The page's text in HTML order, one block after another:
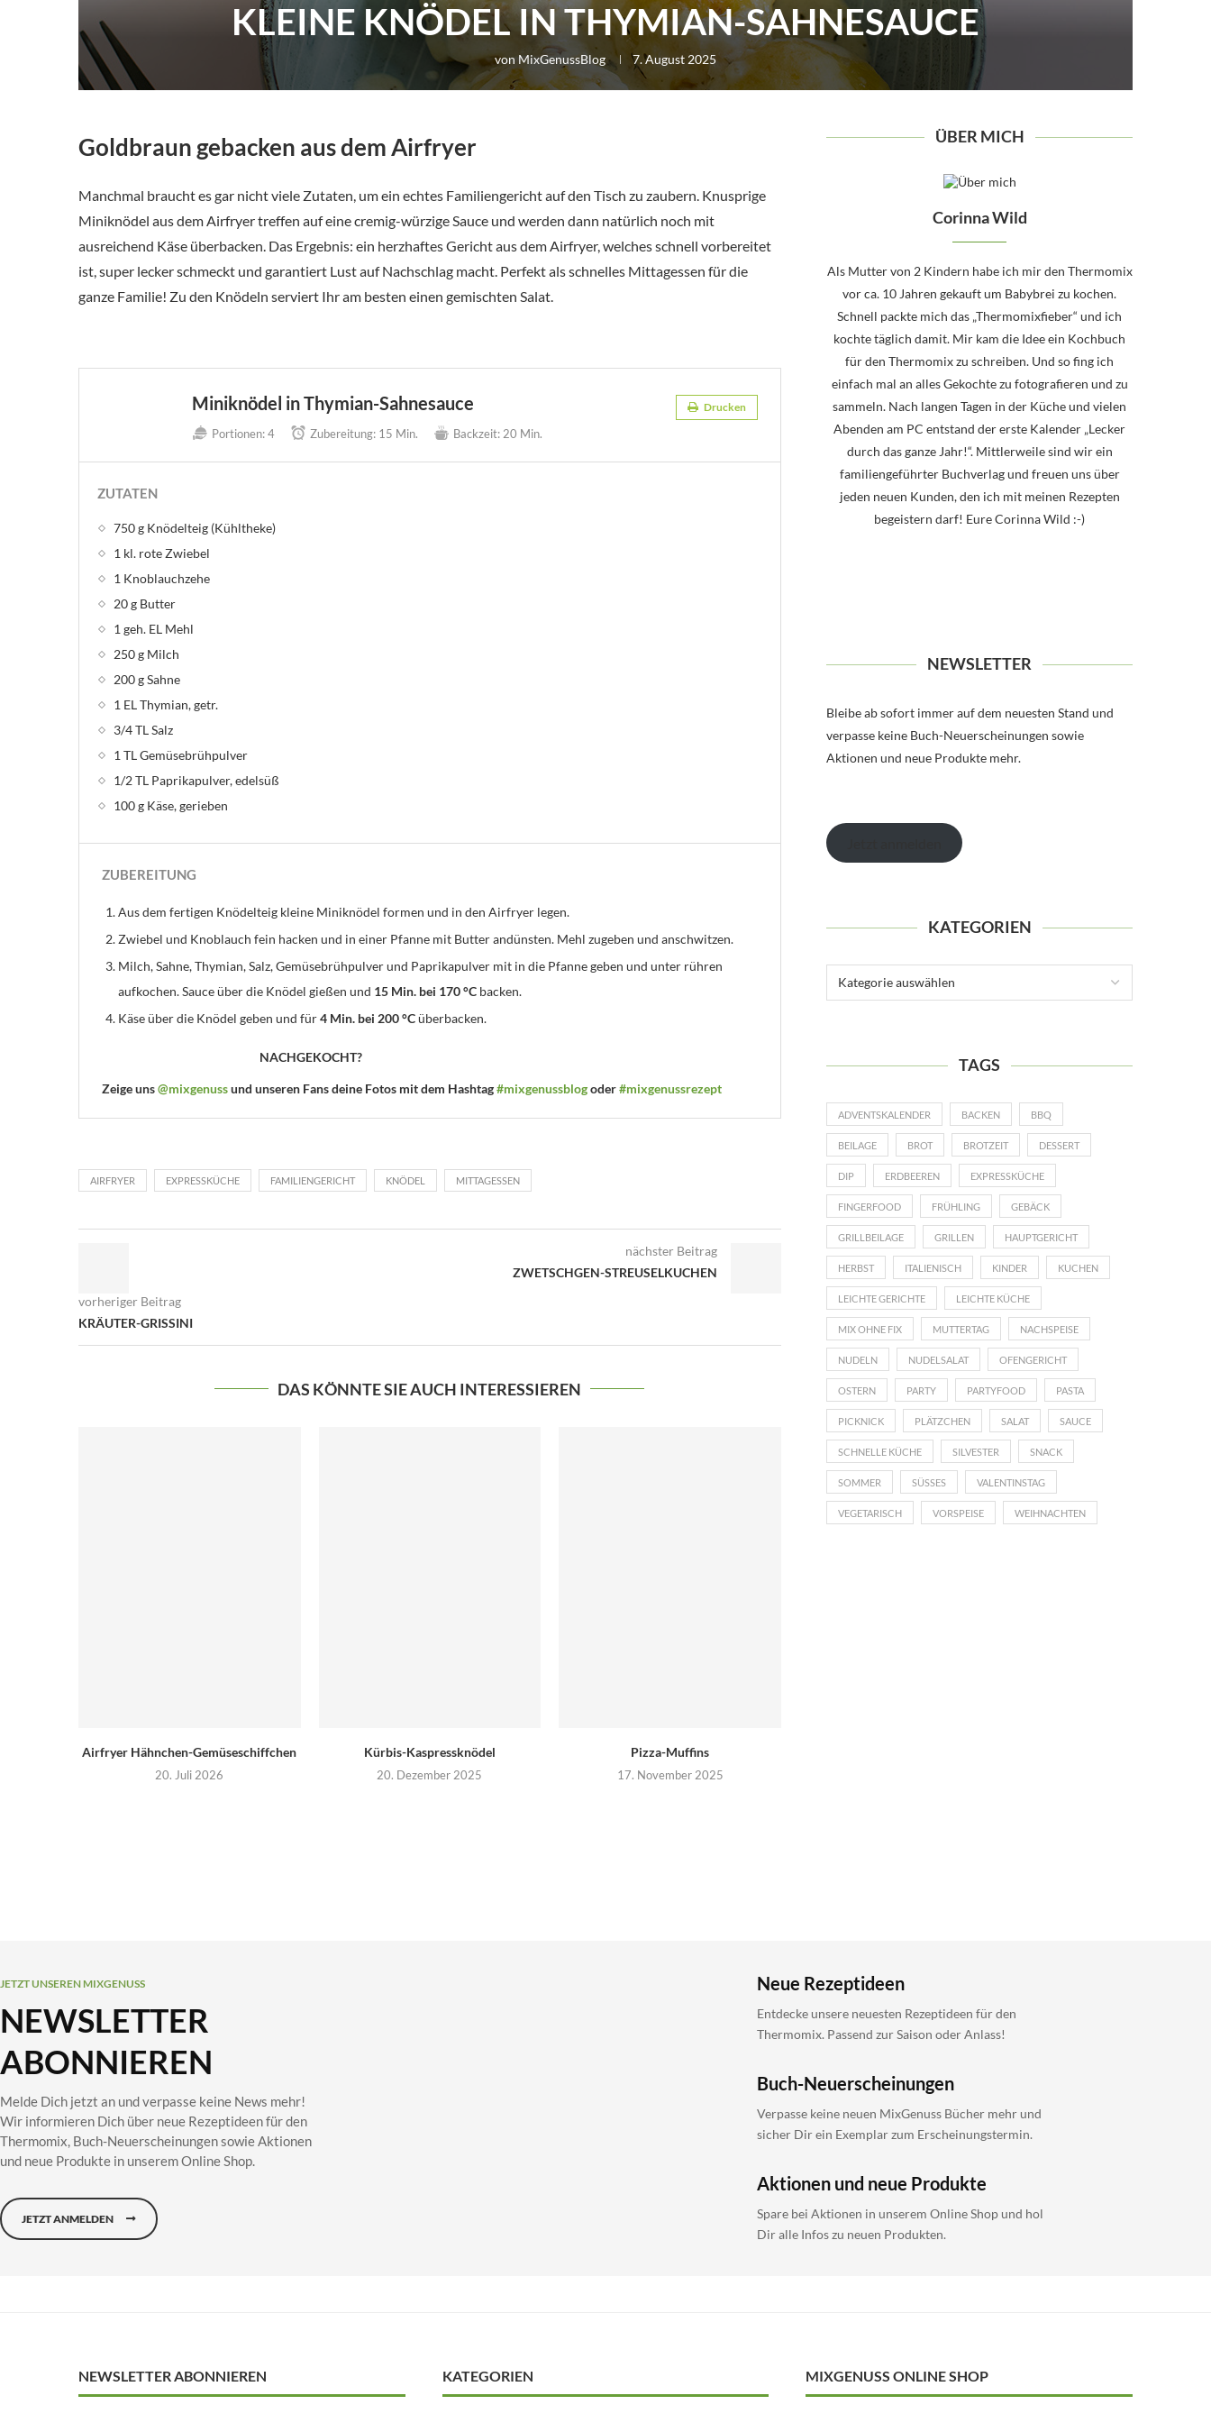
KLEINE KNÖDEL IN THYMIAN-SAHNESAUCE
von MixGenussBlog 7. August 2025
Goldbraun gebacken aus dem Airfryer
Manchmal braucht es gar nicht viele Zutaten, um ein echtes Familiengericht auf den Tisch zu zaubern. Knusprige
Miniknödel aus dem Airfryer treffen auf eine cremig-würzige Sauce und werden dann natürlich noch mit
ausreichend Käse überbacken. Das Ergebnis: ein herzhaftes Gericht aus dem Airfryer, welches schnell vorbereitet
ist, super lecker schmeckt und garantiert Lust auf Nachschlag macht. Perfekt als schnelles Mittagessen für die
ganze Familie! Zu den Knödeln serviert Ihr am besten einen gemischten Salat.
Miniknödel in Thymian-Sahnesauce Drucken
Portionen:4 Zubereitung: 15 Min. Backzeit: 20 Min.
ZUTATEN
750 g Knödelteig (Kühltheke)
1 kl. rote Zwiebel
1 Knoblauchzehe
20 g Butter
1 geh. EL Mehl
250 g Milch
200 g Sahne
1 EL Thymian, getr.
3/4 TL Salz
1 TL Gemüsebrühpulver
1/2 TL Paprikapulver, edelsüß
100 g Käse, gerieben
ZUBEREITUNG
Aus dem fertigen Knödelteig kleine Miniknödel formen und in den Airfryer legen.
Zwiebel und Knoblauch fein hacken und in einer Pfanne mit Butter andünsten. Mehl zugeben und anschwitzen.
Milch, Sahne, Thymian, Salz, Gemüsebrühpulver und Paprikapulver mit in die Pfanne geben und unter rühren
aufkochen. Sauce über die Knödel gießen und 15 Min. bei 170 °C backen.
Käse über die Knödel geben und für4 Min. bei 200 °Cüberbacken.
NACHGEKOCHT?
Zeige uns@mixgenussund unseren Fans deine Fotos mit dem Hashtag#mixgenussblogoder#mixgenussrezept
AIRFRYER EXPRESSKÜCHE FAMILIENGERICHT KNÖDEL MITTAGESSEN
vorheriger Beitrag
KRÄUTER-GRISSINI
nächster Beitrag
ZWETSCHGEN-STREUSELKUCHEN
DAS KÖNNTE SIE AUCH INTERESSIEREN
Airfryer Hähnchen-Gemüseschiffchen
20. Juli 2026
Kürbis-Kaspressknödel
20. Dezember 2025
Pizza-Muffins
17. November 2025
ÜBER MICH
Corinna Wild
Als Mutter von 2 Kindern habe ich mir den Thermomix
vor ca. 10 Jahren gekauft um Babybrei zu kochen.
Schnell packte mich das „Thermomixfieber“ und ich
kochte täglich damit. Mir kam die Idee ein Kochbuch
für den Thermomix zu schreiben. Und so fing ich
einfach mal an alles Gekochte zu fotografieren und zu
sammeln. Nach langen Tagen in der Küche und vielen
Abenden am PC entstand der erste Kalender „Lecker
durch das ganze Jahr!“. Mittlerweile sind wir ein
familiengeführter Buchverlag und freuen uns über
jeden neuen Kunden, den ich mit meinen Rezepten
begeistern darf! Eure Corinna Wild :-)
NEWSLETTER
Bleibe ab sofort immer auf dem neuesten Stand und
verpasse keine Buch-Neuerscheinungen sowie
Aktionen und neue Produkte mehr.
KATEGORIEN
TAGS
ADVENTSKALENDER BACKEN BBQ
BEILAGE BROT BROTZEIT DESSERT
DIP ERDBEEREN EXPRESSKÜCHE
FINGERFOOD FRÜHLING GEBÄCK
GRILLBEILAGE GRILLEN HAUPTGERICHT
HERBST ITALIENISCH KINDER KUCHEN
LEICHTE GERICHTE LEICHTE KÜCHE
MIX OHNE FIX MUTTERTAG NACHSPEISE
NUDELN NUDELSALAT OFENGERICHT
OSTERN PARTY PARTYFOOD PASTA
PICKNICK PLÄTZCHEN SALAT SAUCE
SCHNELLE KÜCHE SILVESTER SNACK
SOMMER SÜSSES VALENTINSTAG
VEGETARISCH VORSPEISE WEIHNACHTEN
JETZT UNSEREN MIXGENUSS
NEWSLETTER
ABONNIEREN
Melde Dich jetzt an und verpasse keine News mehr!
Wir informieren Dich über neue Rezeptideen für den
Thermomix, Buch-Neuerscheinungen sowie Aktionen
und neue Produkte in unserem Online Shop.
JETZT ANMELDEN
Neue Rezeptideen
Entdecke unsere neuesten Rezeptideen für den
Thermomix. Passend zur Saison oder Anlass!
Buch-Neuerscheinungen
Verpasse keine neuen MixGenuss Bücher mehr und
sicher Dir ein Exemplar zum Erscheinungstermin.
Aktionen und neue Produkte
Spare bei Aktionen in unserem Online Shop und hol
Dir alle Infos zu neuen Produkten.
NEWSLETTER ABONNIEREN KATEGORIEN MIXGENUSS ONLINE SHOP